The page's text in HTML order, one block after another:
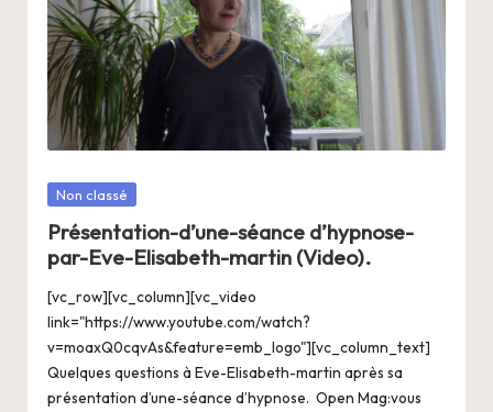
Posté
Non classé
Présentation-d’une-séance d’hypnose-
par-Eve-Elisabeth-martin (Video).
[vc_row][vc_column][vc_video
link="https://www.youtube.com/watch?
v=moaxQ0cqvAs&feature=emb_logo"][vc_column_text]
Quelques questions à Eve-Elisabeth-martin après sa
présentation d’une-séance d’hypnose. Open Mag:vous